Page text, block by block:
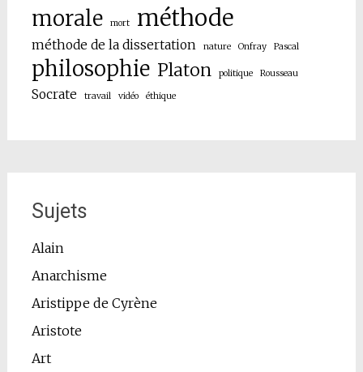
morale mort méthode
méthode de la dissertation nature Onfray Pascal
philosophie Platon politique Rousseau
Socrate travail vidéo éthique
Sujets
Alain
Anarchisme
Aristippe de Cyrène
Aristote
Art